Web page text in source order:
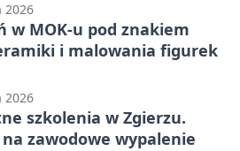
2026
w MOK-u pod znakiem
i malowania figurek
2026
szkolenia w Zgierzu.
na zawodowe wypalenie